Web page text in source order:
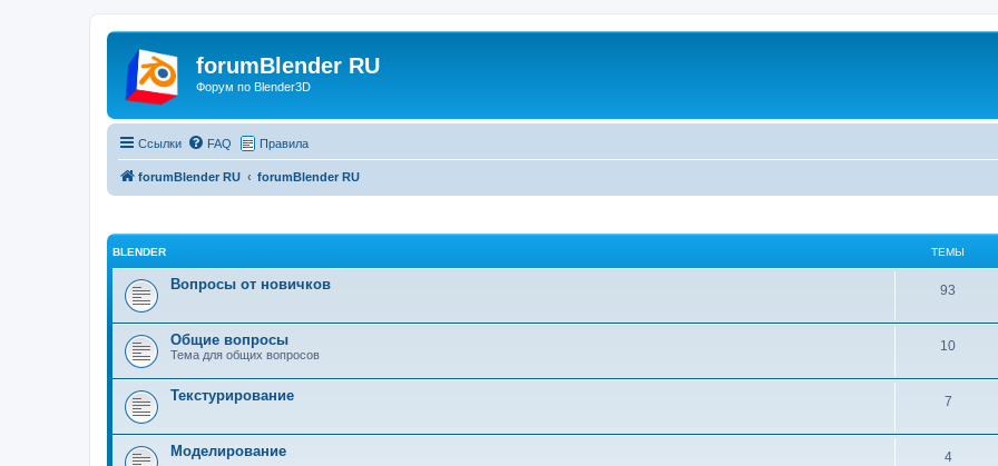
forumBlender RU
Форум по Blender3D
Ссылки FAQ Правила
forumBlender RU forumBlender RU
BLENDER ТЕМЫ
Вопросы от новичков 93
Общие вопросы
Тема для общих вопросов
10
Текстурирование 7
Моделирование 4